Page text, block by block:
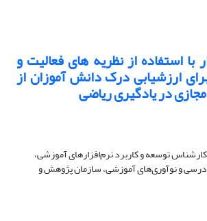
با استفاده از نظریه های فعالیت و
ارزشیابی درک دانش آموزان از
در یادگیری ریاضی
توسعه و کاربرد نرم‌افزارهای آموزشی،
و نوآوری‌های آموزشی، سازمان پژوهش و